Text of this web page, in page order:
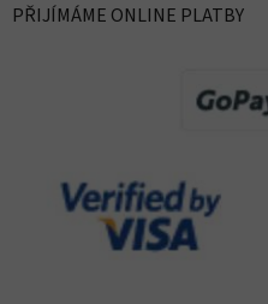
PŘIJÍMÁME ONLINE PLATBY